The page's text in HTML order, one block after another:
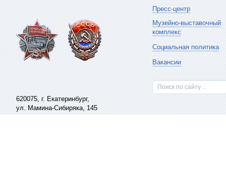
620075, г. Екатеринбург,
ул. Мамина-Сибиряка, 145
Пресс-центр
Музейно-выставочный
комплекс
Социальная политика
Вакансии
Поиск по сайту ...